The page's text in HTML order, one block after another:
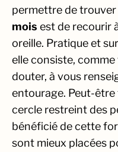
permettre de trouver
mois est de recourir
oreille. Pratique et
elle consiste,
douter, à vous
entourage. Peut-
cercle restreint des
bénéficié de cette
sont mieux placées